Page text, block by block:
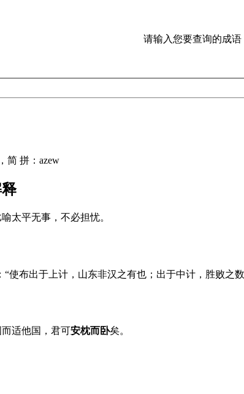
请输入您要查询的成语
简 拼：azew
太平无事，不必担忧。
“使布出于上计，山东非汉之有也；出于中计，胜败之
适他国，君可安枕而卧矣。